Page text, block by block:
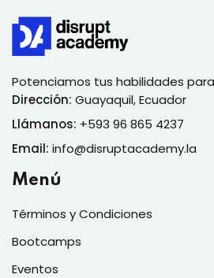
Potenciamos tus habilidades
Dirección: Guayaquil, Ecuador
Llámanos: +593 96 865 4237
Email: info@disruptacademy.la
Menú
Términos y Condiciones
Bootcamps
Eventos